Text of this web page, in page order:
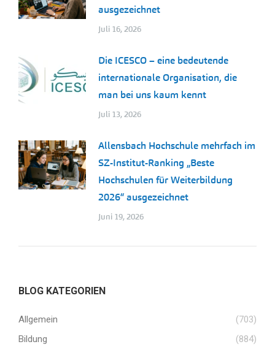
ausgezeichnet
Juli 16, 2026
Die ICESCO – eine bedeutende
internationale Organisation, die
man bei uns kaum kennt
Juli 13, 2026
Allensbach Hochschule mehrfach im
SZ-Institut-Ranking „Beste
Hochschulen für Weiterbildung
2026“ ausgezeichnet
Juni 19, 2026
BLOG KATEGORIEN
Allgemein
(703)
Bildung
(884)